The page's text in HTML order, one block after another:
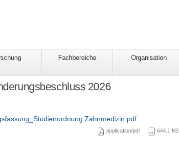
Fachbereiche Organisation
2026
Zahnmedizin.pdf
application/pdf 644.1 KB